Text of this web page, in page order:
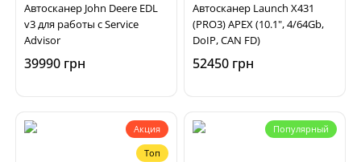
Автосканер John Deere EDL
v3 для работы с Service
Advisor
39990 грн
Автосканер Launch X431
(PRO3) APEX (10.1", 4/64Gb,
DoIP, CAN FD)
52450 грн
Акция
Топ
Популярный